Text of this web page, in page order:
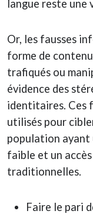
langue reste une
Or, les fausses
forme de
trafiqués ou
évidence des
identitaires. Ces
utilisés pour
population ayant
faible et un
traditionnelles.
Faire le pari